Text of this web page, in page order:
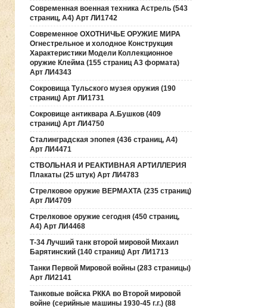
Современная военная техника Астрель (543
страниц, А4) Арт ЛИ1742
Современное ОХОТНИЧЬЕ ОРУЖИЕ МИРА
Огнестрельное и холодное Конструкция
Характеристики Модели Коллекционное
оружие Клейма (155 страниц А3 формата)
Арт ЛИ4343
Сокровища Тульского музея оружия (190
cтраниц) Арт ЛИ1731
Сокровище антиквара А.Бушков (409
страниц) Арт ЛИ4750
Сталинградская эпопея (436 страниц, А4)
Арт ЛИ4471
СТВОЛЬНАЯ И РЕАКТИВНАЯ АРТИЛЛЕРИЯ
Плакаты (25 штук) Арт ЛИ4783
Стрелковое оружие ВЕРМАХТА (235 страниц)
Арт ЛИ4709
Стрелковое оружие сегодня (450 страниц,
А4) Арт ЛИ4468
Т-34 Лучший танк второй мировой Михаил
Барятинский (140 страниц) Арт ЛИ1713
Танки Первой Мировой войны (283 страницы)
Арт ЛИ2141
Танковые войска РККА во Второй мировой
войне (серийные машины 1930-45 г.г.) (88